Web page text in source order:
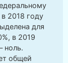
2018 году
для
в 2019
ноль.
общей